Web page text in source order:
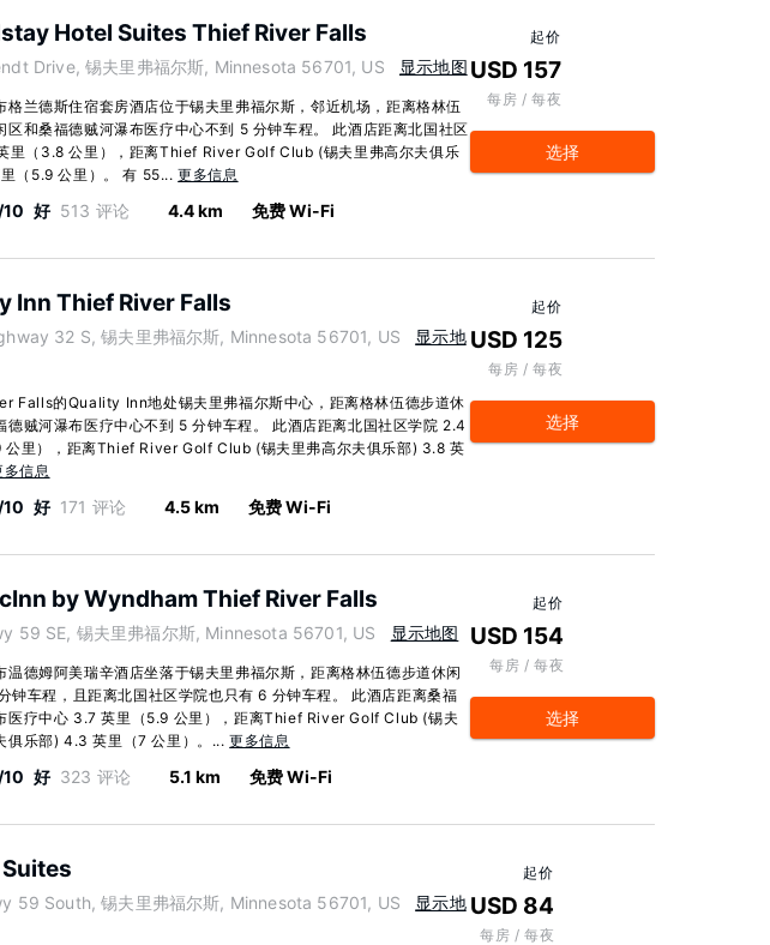
Hotel Suites Thief River Falls
Drive, 锡夫里弗福尔斯, Minnesota 56701, US 显示地图
格兰德斯住宿套房酒店位于锡夫里弗福尔斯，邻近机场，距离格林伍
区和桑福德贼河瀑布医疗中心不到 5 分钟车程。 此酒店距离北国社区
里（3.8 公里），距离Thief River Golf Club (锡夫里弗高尔夫俱乐
（5.9 公里）。 有 55...更多信息
好 513 评论 4.4 km 免费 Wi-Fi
起价
USD 157
每房 / 每夜
选择
Inn Thief River Falls
32 S, 锡夫里弗福尔斯, Minnesota 56701, US
显示地
Falls的Quality Inn地处锡夫里弗福尔斯中心，距离格林伍德步道休
德贼河瀑布医疗中心不到 5 分钟车程。 此酒店距离北国社区学院 2.4
公里），距离Thief River Golf Club (锡夫里弗高尔夫俱乐部) 3.8 英
多信息
好 171 评论 4.5 km 免费 Wi-Fi
起价
USD 125
每房 / 每夜
选择
by Wyndham Thief River Falls
59 SE, 锡夫里弗福尔斯, Minnesota 56701, US 显示地图
温德姆阿美瑞辛酒店坐落于锡夫里弗福尔斯，距离格林伍德步道休闲
钟车程，且距离北国社区学院也只有 6 分钟车程。 此酒店距离桑福
医疗中心 3.7 英里（5.9 公里），距离Thief River Golf Club (锡夫
俱乐部) 4.3 英里（7 公里）。...更多信息
好 323 评论 5.1 km 免费 Wi-Fi
起价
USD 154
每房 / 每夜
选择
59 South, 锡夫里弗福尔斯, Minnesota 56701, US
显示地
起价
USD 84
每房 / 每夜